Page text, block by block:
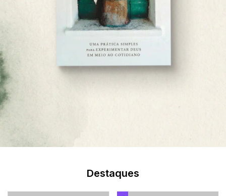
Destaques